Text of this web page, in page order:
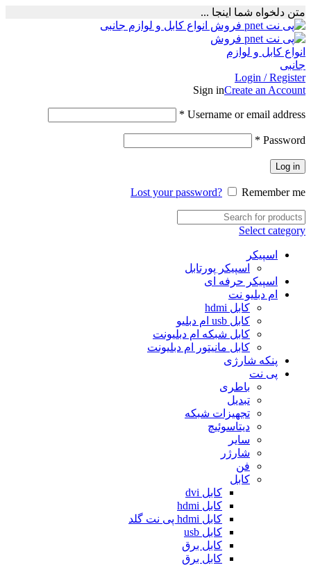
متن دلخواه شما اینجا ...
Login / Register
Sign inCreate an Account
Username or email address
*
Password
*
Log in
Lost your password? Remember me
Select category
اسپیکر
اسپیکر پورتابل
اسپیکر حرفه ای
ام دبلیو نت
کابل hdmi
کابل usb ام دبلیو
کابل شبکه ام دبلیونت
کابل مانیتور ام دبلیونت
پنکه شارژی
پی نت
باطری
تبدیل
تجهیزات شبکه
دیتاسوئیچ
سایر
شارژر
فن
کابل
کابل dvi
کابل hdmi
کابل hdmi پی نت گلد
کابل usb
کابل برق
کابل برق